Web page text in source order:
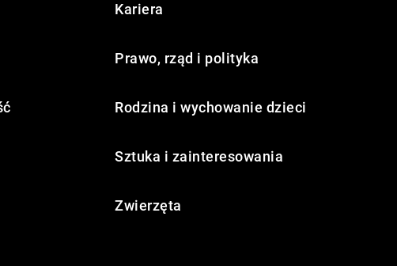
Kariera
Prawo, rząd i polityka
Rodzina i wychowanie dzieci
Sztuka i zainteresowania
Zwierzęta